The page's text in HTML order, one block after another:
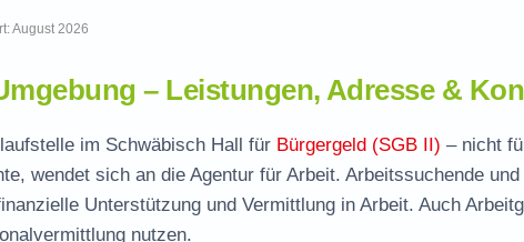
August 2026
– Leistungen, Adresse &
im Schwäbisch Hall für Bürgergeld (SGB II) – nicht
wendet sich an die Agentur für Arbeit. Arbeitssuchende und
Unterstützung und Vermittlung in Arbeit. Auch
nutzen.